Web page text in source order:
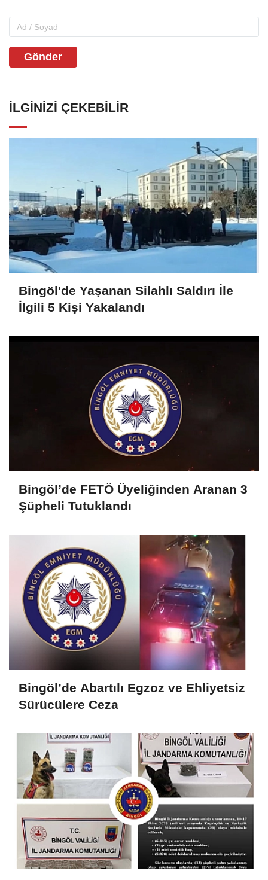
Gönder
İLGINIZI ÇEKEBILIR
Bingöl'de Yaşanan Silahlı Saldırı İle
İlgili 5 Kişi Yakalandı
Bingöl’de FETÖ Üyeliğinden Aranan 3
Şüpheli Tutuklandı
Bingöl’de Abartılı Egzoz ve Ehliyetsiz
Sürücülere Ceza